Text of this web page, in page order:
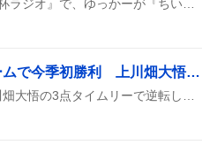
北海道日本ハムファイターズ、PayPayドームで今季初勝利 上川畑大悟のタイムリーに「はむほー！」沸騰